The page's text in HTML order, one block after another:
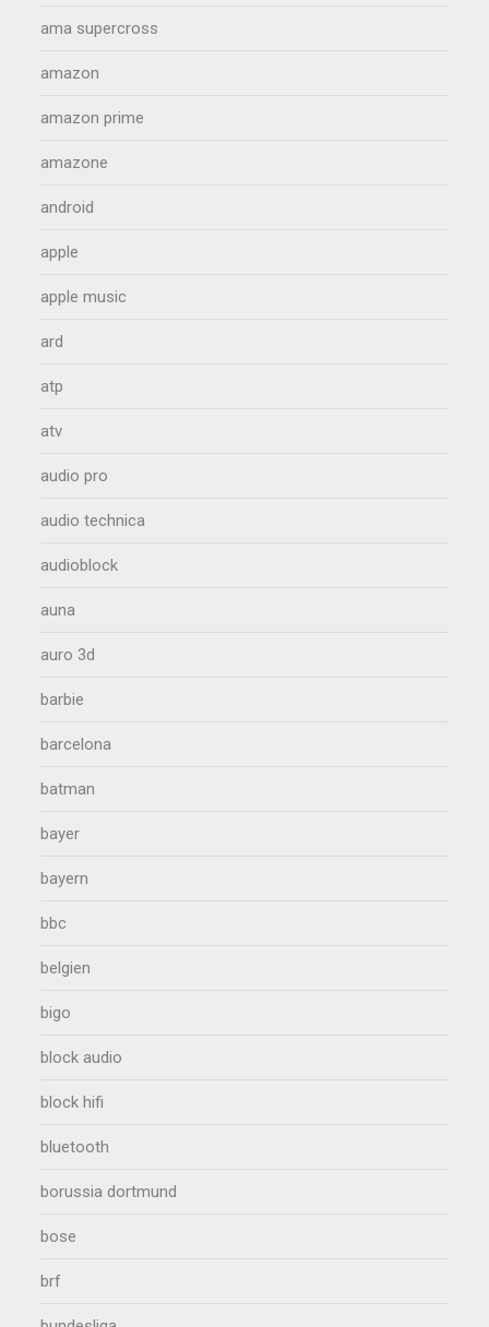
ama supercross
amazon
amazon prime
amazone
android
apple
apple music
ard
atp
atv
audio pro
audio technica
audioblock
auna
auro 3d
barbie
barcelona
batman
bayer
bayern
bbc
belgien
bigo
block audio
block hifi
bluetooth
borussia dortmund
bose
brf